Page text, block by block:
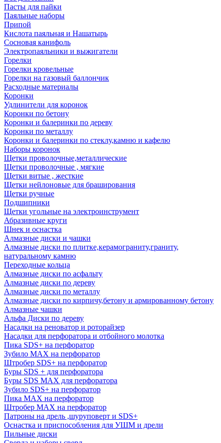
Пасты для пайки
Паяльные наборы
Припой
Кислота паяльная и Нашатырь
Сосновая канифоль
Электропаяльники и выжигатели
Горелки
Горелки кровельные
Горелки на газовый баллончик
Расходные материалы
Коронки
Удлинители для коронок
Коронки по бетону
Коронки и балеринки по дереву
Коронки по металлу
Коронки и балеринки по стеклу,камню и кафелю
Наборы коронок
Щетки проволочные,металлические
Щетки проволочные , мягкие
Щетки витые , жесткие
Щетки нейлоновые для браширования
Щетки ручные
Подшипники
Щетки угольные на электроинструмент
Абразивные круги
Шнек и оснастка
Алмазные диски и чашки
Алмазные диски по плитке,керамограниту,граниту,
натуральному камню
Переходные кольца
Алмазные диски по асфальту
Алмазные диски по дереву
Алмазные диски по металлу
Алмазные диски по кирпичу,бетону и армированному бетону
Алмазные чашки
Альфа Диски по дереву
Насадки на реноватор и роторайзер
Насадки для перфоратора и отбойного молотка
Пика SDS+ на перфоратор
Зубило MAX на перфоратор
Штробер SDS+ на перфоратор
Буры SDS + для перфоратора
Буры SDS MAX для перфоратора
Зубило SDS+ на перфоратор
Пика MAX на перфоратор
Штробер MAX на перфоратор
Патроны на дрель ,шуруповерт и SDS+
Оснастка и приспособления для УШМ и дрели
Пильные диски